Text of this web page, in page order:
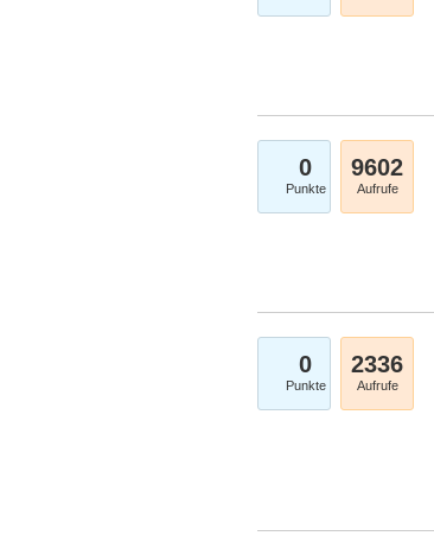
0
Punkte
9602
Aufrufe
0
Punkte
2336
Aufrufe